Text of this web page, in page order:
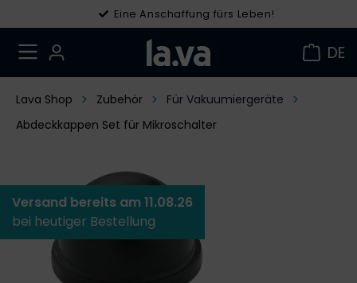
Eine Anschaffung fürs Leben!
DE
Lava Shop Zubehör
Für Vakuumiergeräte
Abdeckkappen Set für Mikroschalter
Versand bereits am 11.08.26
bei heutiger Bestellung